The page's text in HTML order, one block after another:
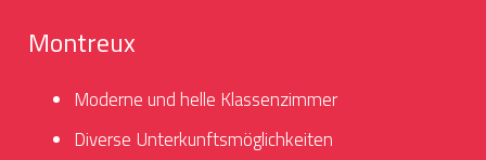
Montreux
Moderne und helle Klassenzimmer
Diverse Unterkunftsmöglichkeiten